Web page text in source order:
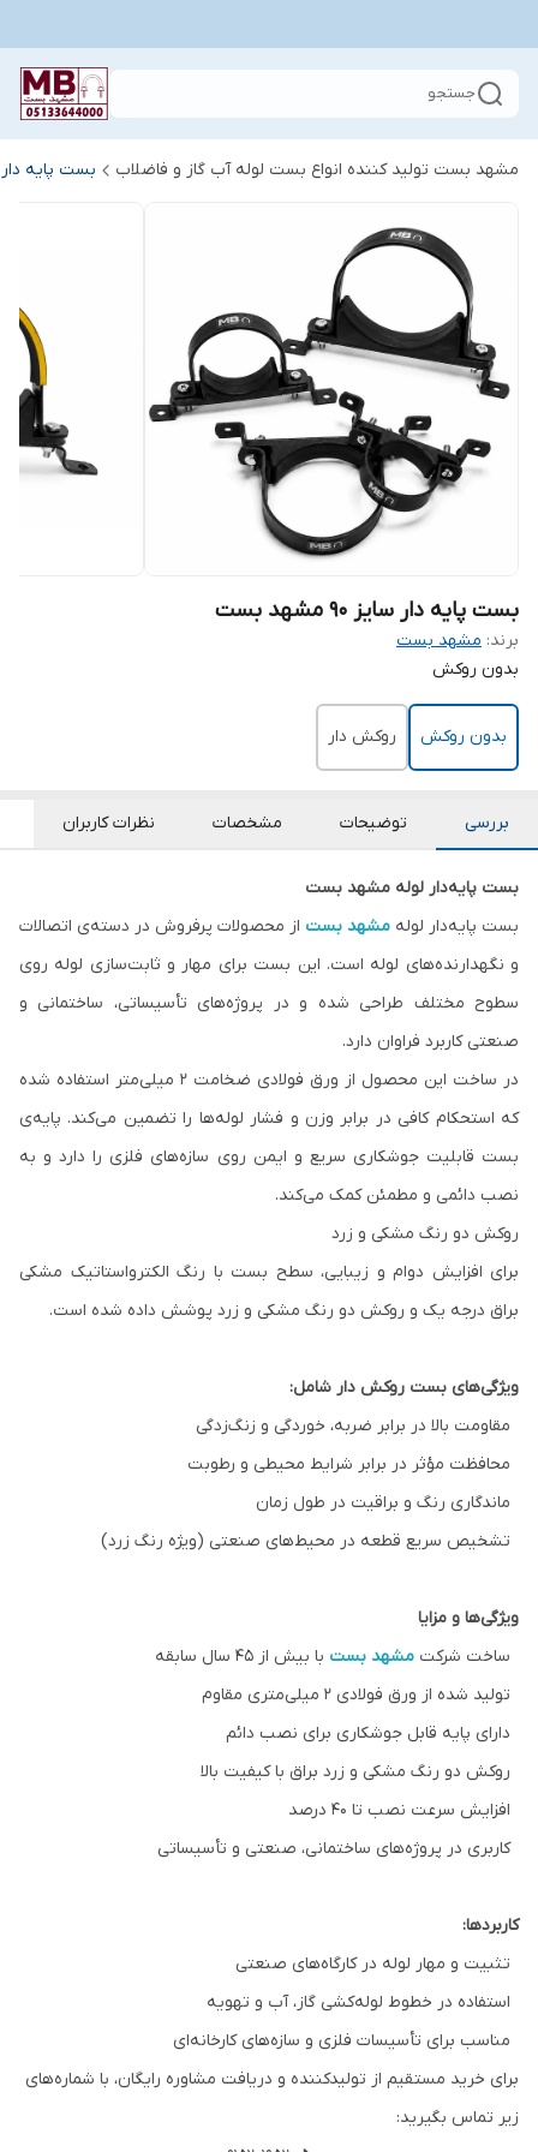
جستجو
مشهد بست تولید کننده انواع بست لوله آب گاز و فاضلاب بست پایه دار
بست پایه دار سایز 90 مشهد بست
برند: مشهد بست
بدون روکش
بدون روکش روکش دار
بررسی توضیحات مشخصات نظرات کاربران
بست پایه‌دار لوله مشهد بست
بست پایه‌دار لوله مشهد بست از محصولات پرفروش در دسته‌ی اتصالات
و نگهدارنده‌های لوله است. این بست برای مهار و ثابت‌سازی لوله روی
سطوح مختلف طراحی شده و در پروژه‌های تأسیساتی، ساختمانی و
صنعتی کاربرد فراوان دارد.
در ساخت این محصول از ورق فولادی ضخامت ۲ میلی‌متر استفاده شده
که استحکام کافی در برابر وزن و فشار لوله‌ها را تضمین می‌کند. پایه‌ی
بست قابلیت جوشکاری سریع و ایمن روی سازه‌های فلزی را دارد و به
نصب دائمی و مطمئن کمک می‌کند.
روکش دو رنگ مشکی و زرد
برای افزایش دوام و زیبایی، سطح بست با رنگ الکترواستاتیک مشکی
براق درجه یک و روکش دو رنگ مشکی و زرد پوشش داده شده است.
ویژگی‌های بست روکش دار شامل:
مقاومت بالا در برابر ضربه، خوردگی و زنگ‌زدگی
محافظت مؤثر در برابر شرایط محیطی و رطوبت
ماندگاری رنگ و براقیت در طول زمان
تشخیص سریع قطعه در محیط‌های صنعتی (ویژه رنگ زرد)
ویژگی‌ها و مزایا
ساخت شرکت مشهد بست با بیش از ۴۵ سال سابقه
تولید شده از ورق فولادی ۲ میلی‌متری مقاوم
دارای پایه قابل جوشکاری برای نصب دائم
روکش دو رنگ مشکی و زرد براق با کیفیت بالا
افزایش سرعت نصب تا ۴۰ درصد
کاربری در پروژه‌های ساختمانی، صنعتی و تأسیساتی
کاربردها:
تثبیت و مهار لوله در کارگاه‌های صنعتی
استفاده در خطوط لوله‌کشی گاز، آب و تهویه
مناسب برای تأسیسات فلزی و سازه‌های کارخانه‌ای
برای خرید مستقیم از تولیدکننده و دریافت مشاوره رایگان، با شماره‌های
زیر تماس بگیرید: